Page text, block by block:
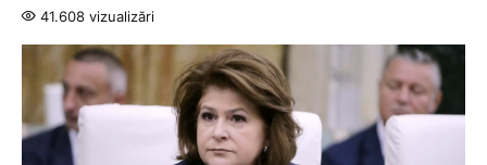
41.608 vizualizări